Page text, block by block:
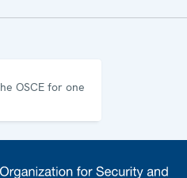
OSCE for one